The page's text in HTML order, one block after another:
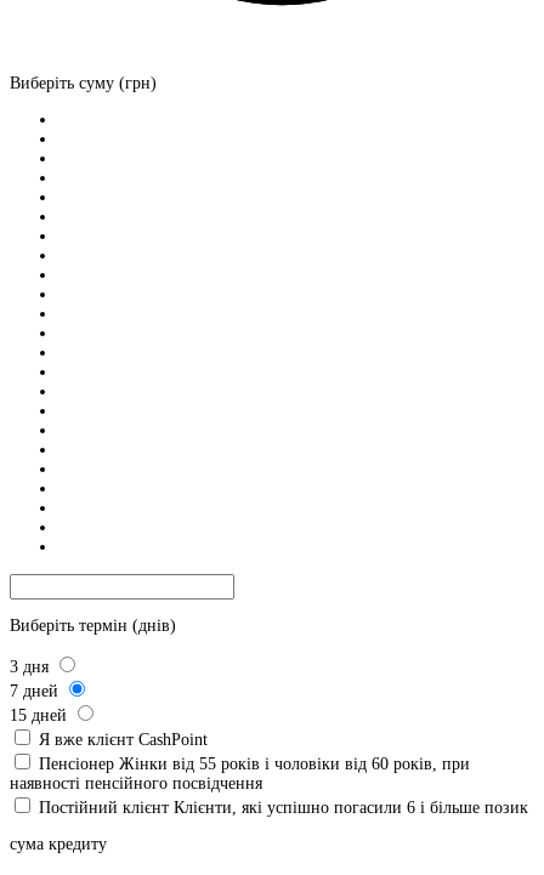
Виберіть суму (грн)
Виберіть термін (днів)
3 дня
7 дней
15 дней
Я вже клієнт CashPoint
Пенсіонер Жінки від 55 років і чоловіки від 60 років, при
наявності пенсійного посвідчення
Постійний клієнт Клієнти, які успішно погасили 6 і більше позик
сума кредиту